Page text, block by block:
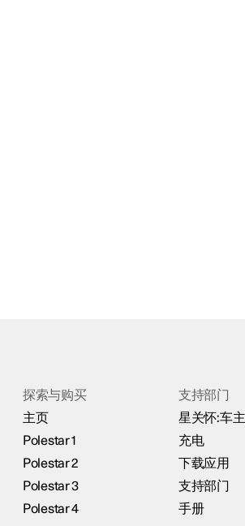
探索与购买
主页
Polestar 1
Polestar 2
Polestar 3
Polestar 4
支持部门
星关怀:车
充电
下载应用
支持部门
手册